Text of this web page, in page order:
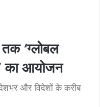
‘ग्लोबल
का आयोजन
देशभर और विदेशों के करीब